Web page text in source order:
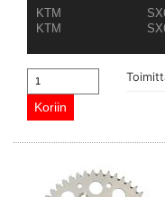
KTM
KTM